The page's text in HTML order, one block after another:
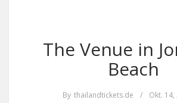
The Venue in
Beach
By thailandtickets.de / Okt. 14,